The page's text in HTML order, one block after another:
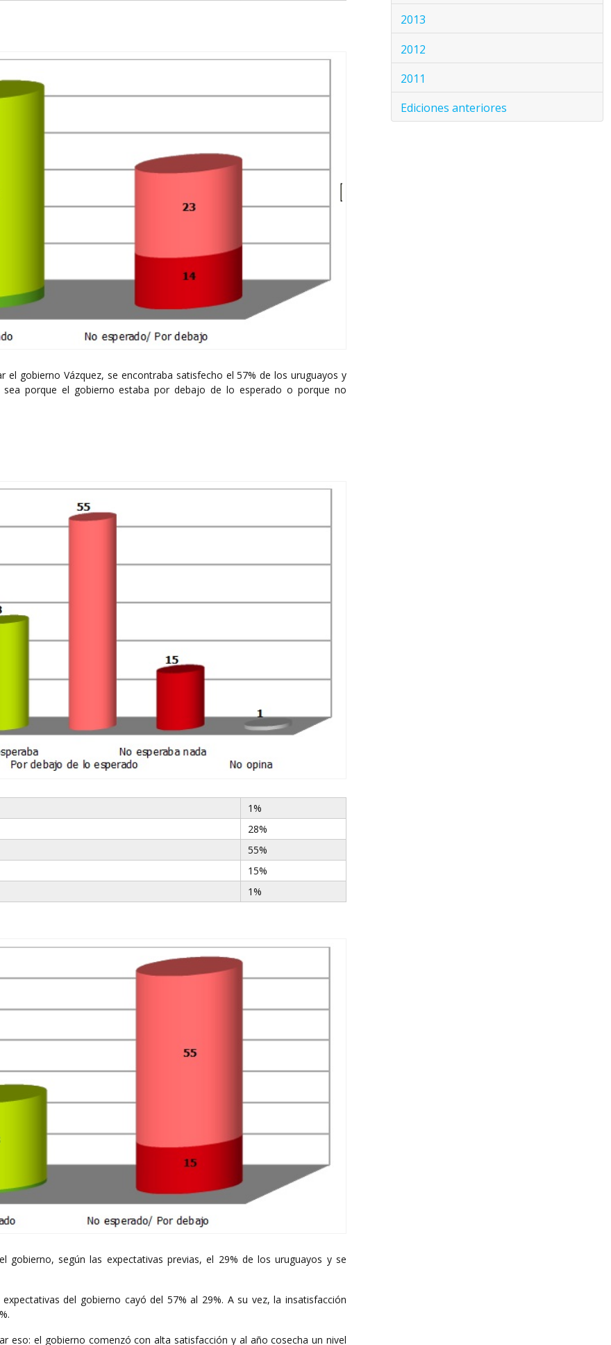
el gobierno Vázquez, se encontraba satisfecho el 57% de los uruguayos y
sea porque el gobierno estaba por debajo de lo esperado o porque no
1%
28%
55%
15%
1%
gobierno, según las expectativas previas, el 29% de los uruguayos y se
del gobierno cayó del 57% al 29%. A su vez, la insatisfacción
eso: el gobierno comenzó con alta satisfacción y al año cosecha un nivel
2013
2012
2011
Ediciones anteriores